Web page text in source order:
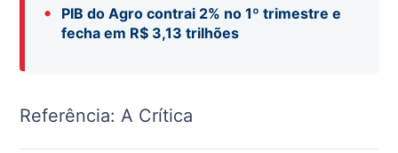
•
PIB do Agro contrai 2% no 1º trimestre e
fecha em R$ 3,13 trilhões
Referência: A Crítica